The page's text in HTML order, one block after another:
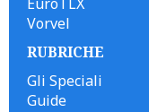
Vorvel
RUBRICHE
Gli Speciali
Guide